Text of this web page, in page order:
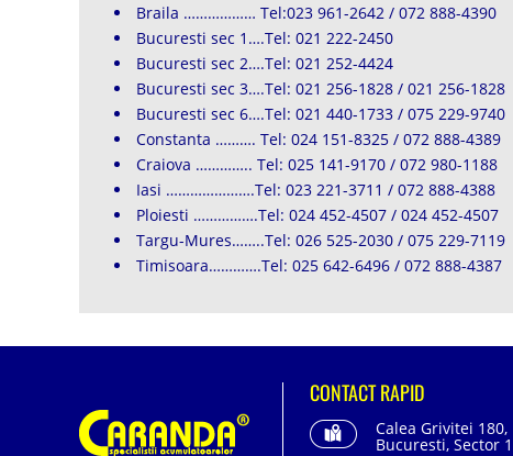
Braila ……………… Tel:023 961-2642 / 072 888-4390
Bucuresti sec 1….Tel: 021 222-2450
Bucuresti sec 2….Tel: 021 252-4424
Bucuresti sec 3….Tel: 021 256-1828 / 021 256-1828
Bucuresti sec 6….Tel: 021 440-1733 / 075 229-9740
Constanta ………. Tel: 024 151-8325 / 072 888-4389
Craiova ………….. Tel: 025 141-9170 / 072 980-1188
Iasi ………………….Tel: 023 221-3711 / 072 888-4388
Ploiesti …………….Tel: 024 452-4507 / 024 452-4507
Targu-Mures……..Tel: 026 525-2030 / 075 229-7119
Timisoara………….Tel: 025 642-6496 / 072 888-4387
CONTACT RAPID
Calea Grivitei 180,
Bucuresti, Sector 1